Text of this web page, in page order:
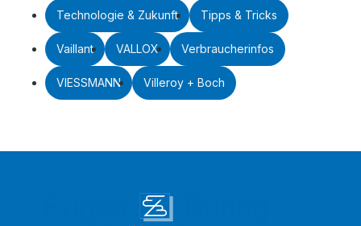
Technologie & Zukunft Tipps & Tricks
Vaillant VALLOX Verbraucherinfos
VIESSMANN Villeroy + Boch